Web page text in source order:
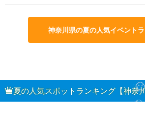
神奈川県の夏の人気イベント
夏の人気スポットランキング【神奈